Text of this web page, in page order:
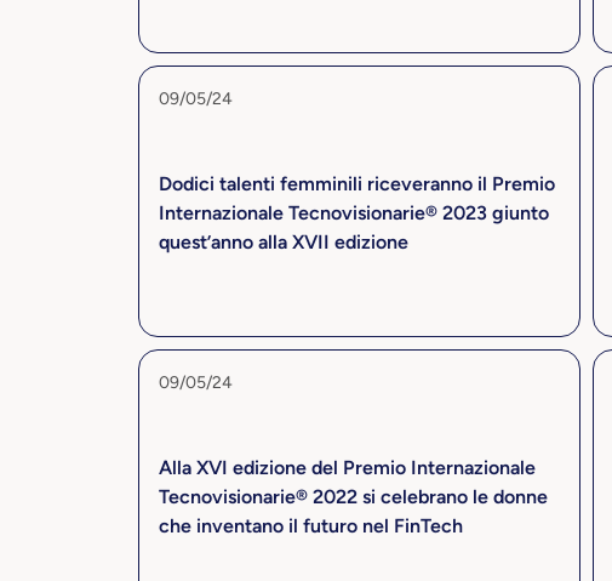
09/05/24
Dodici talenti femminili riceveranno il Premio
Internazionale Tecnovisionarie® 2023 giunto
quest’anno alla XVII edizione
09/05/24
Alla XVI edizione del Premio Internazionale
Tecnovisionarie® 2022 si celebrano le donne
che inventano il futuro nel FinTech